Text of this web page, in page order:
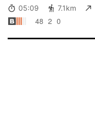
05:09 7.1km
48 2 0